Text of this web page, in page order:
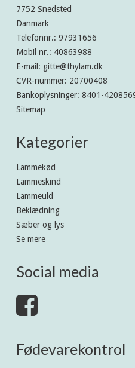
7752 Snedsted
Danmark
Telefonnr.: 97931656
Mobil nr.: 40863988
E-mail : gitte@thylam.dk
CVR-nummer: 20700408
Bankoplysninger: 8401-
Sitemap
Kategorier
Lammekød
Lammeskind
Lammeuld
Beklædning
Sæber og lys
Se mere
Social media
Fødevarekontrol